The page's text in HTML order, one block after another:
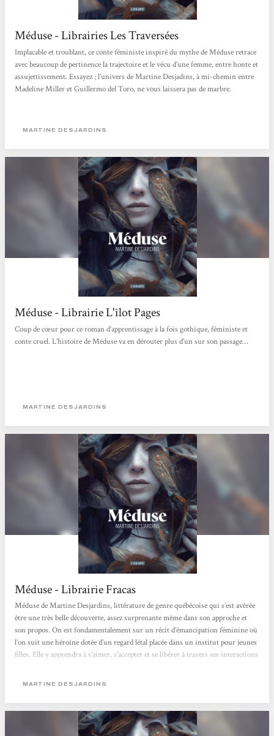
Méduse - Librairies Les Traversées
Implacable et troublant, ce conte féministe inspiré du mythe de Méduse retrace
avec beaucoup de pertinence la trajectoire et le vécu d’une femme, entre honte et
assujettissement. Essayez ; l’univers de Martine Desjadins, à mi-chemin entre
Madeline Miller et Guillermo del Toro, ne vous laissera pas de marbre.
MARTINE DESJARDINS
Méduse - Librairie L'îlot Pages
Coup de cœur pour ce roman d’apprentissage à la fois gothique, féministe et
conte cruel. L’histoire de Méduse va en dérouter plus d’un sur son passage…
MARTINE DESJARDINS
Méduse - Librairie Fracas
Méduse de Martine Desjardins, littérature de genre québécoise qui s’est avérée
être une très belle découverte, assez surprenante même dans son approche et
son propos. On est fondamentalement sur un récit d’émancipation féminine où
l’on suit une héroïne dotée d’un regard létal placée dans un institut pour jeunes
filles. Elle y apprendra à s’aimer, s’accepter et se libérer à travers ses interactions
avertissement...
MARTINE DESJARDINS